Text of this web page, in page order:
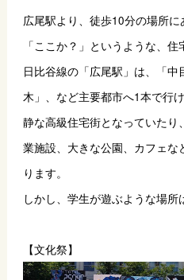
広尾駅より、徒歩10分の場所に
「ここか？」というような、住
日比谷線の「広尾駅」は、「
木」、など主要都市へ1本で行
静な高級住宅街となっていた
業施設、大きな公園、カフェ
ります。
しかし、学生が遊ぶような場所
【文化祭】